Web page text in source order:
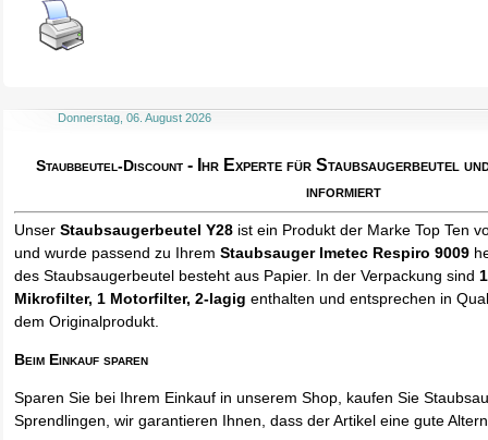
Donnerstag, 06. August 2026
Staubbeutel-Discount - Ihr Experte für Staubsaugerbeutel
informiert
UnserStaubsaugerbeutel Y28 ist ein Produkt der Marke Top Ten
und wurde passend zu IhremStaubsauger Imetec Respiro 9009
des Staubsaugerbeutel besteht aus Papier. In der Verpackung sind
Mikrofilter, 1 Motorfilter, 2-lagig enthalten und entsprechen in
dem Originalprodukt.
Beim Einkauf sparen
Sparen Sie bei Ihrem Einkauf in unserem Shop, kaufen Sie
Sprendlingen, wir garantieren Ihnen, dass der Artikel eine gute